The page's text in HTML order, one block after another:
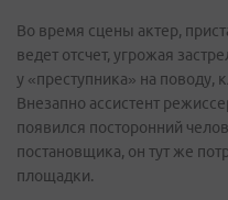
Во время сцены актер,
ведет отсчет, угрожая
у «преступника» на поводу,
Внезапно ассистент
появился посторонний
постановщика, он тут же
площадки.